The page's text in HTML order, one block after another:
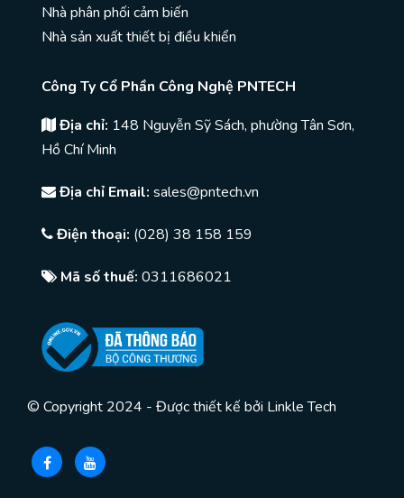
Nhà phân phối cảm biến
Nhà sản xuất thiết bị điều khiển
Công Ty Cổ Phần Công Nghệ PNTECH
Địa chỉ: 148 Nguyễn Sỹ Sách, phường Tân Sơn,
Hồ Chí Minh
Địa chỉ Email: sales@pntech.vn
Điện thoại: (028) 38 158 159
Mã số thuế: 0311686021
© Copyright 2024 - Được thiết kế bởi Linkle Tech